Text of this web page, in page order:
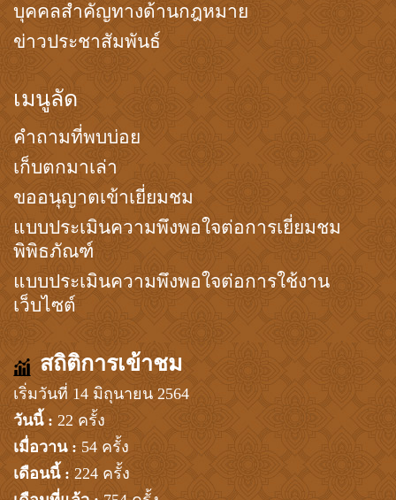
บุคคลสำคัญทางด้านกฎหมาย
ข่าวประชาสัมพันธ์
เมนูลัด
คำถามที่พบบ่อย
เก็บตกมาเล่า
ขออนุญาตเข้าเยี่ยมชม
แบบประเมินความพึงพอใจต่อการเยี่ยมชม
พิพิธภัณฑ์
แบบประเมินความพึงพอใจต่อการใช้งาน
เว็บไซต์
สถิติการเข้าชม
เริ่มวันที่ 14 มิถุนายน 2564
วันนี้ : 22 ครั้ง
เมื่อวาน : 54 ครั้ง
เดือนนี้ : 224 ครั้ง